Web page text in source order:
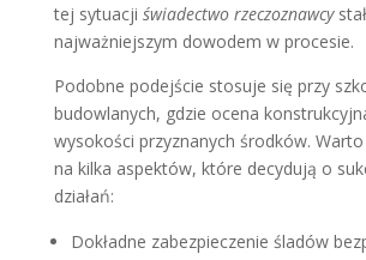
tej sytuacji świadectwo rzeczoznawcy
najważniejszym dowodem w procesie.
Podobne podejście stosuje się przy
budowlanych, gdzie ocena
wysokości przyznanych środków.
na kilka aspektów, które decydują o
działań:
Dokładne zabezpieczenie śladów